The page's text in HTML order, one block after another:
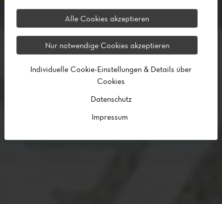
Alle Cookies akzeptieren
Nur notwendige Cookies akzeptieren
Individuelle Cookie-Einstellungen & Details über
Cookies
Datenschutz
Impressum